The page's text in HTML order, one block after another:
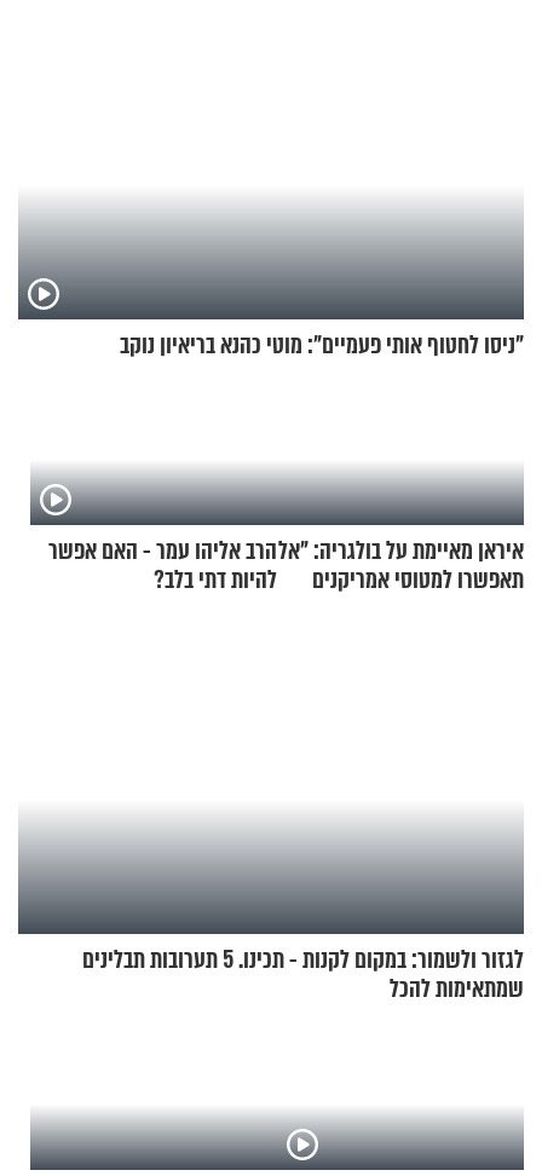
"ניסו לחטוף אותי פעמיים": מוטי כהנא בריאיון נוקב
איראן מאיימת על בולגריה: "אל
תאפשרו למטוסי אמריקנים
הרב אליהו עמר - האם אפשר
להיות דתי בלב?
לגזור ולשמור: במקום לקנות - תכינו. 5 תערובות תבלינים
שמתאימות להכל